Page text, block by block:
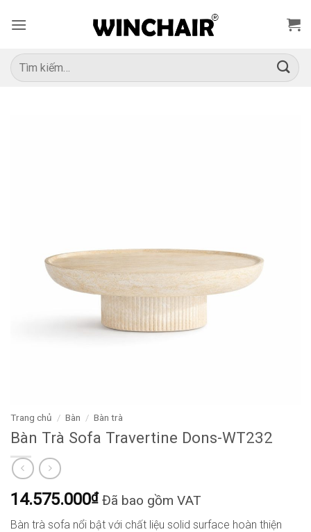
qua
dung
Tìm
kiếm:
Trang chủ / Bàn / Bàn trà
Bàn Trà Sofa Travertine Dons-WT232
14.575.000₫ Đã bao gồm VAT
Bàn trà sofa nổi bật với chất liệu solid surface hoàn thiện